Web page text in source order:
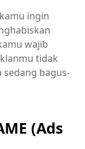
ingin
wajib
tidak
bagus-
(Ads